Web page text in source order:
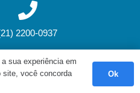
2200-0937
fox.art.br
sua experiência em
site, você concorda
Ok